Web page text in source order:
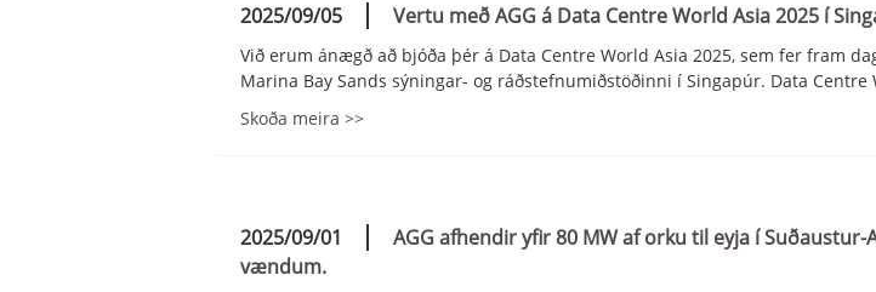
2025/09/05 Vertu með AGG á Data Centre World Asia 2025 í
Við erum ánægð að bjóða þér á Data Centre World Asia 2025, sem fer fram
Marina Bay Sands sýningar- og ráðstefnumiðstöðinni í Singapúr. Data
Skoða meira >>
2025/09/01
AGG afhendir yfir 80 MW af orku til eyja í Suðaustur-
vændum.